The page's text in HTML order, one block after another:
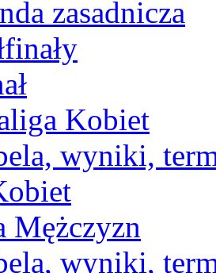
zasadnicza
Kobiet
wyniki,
Mężczyzn
wyniki,